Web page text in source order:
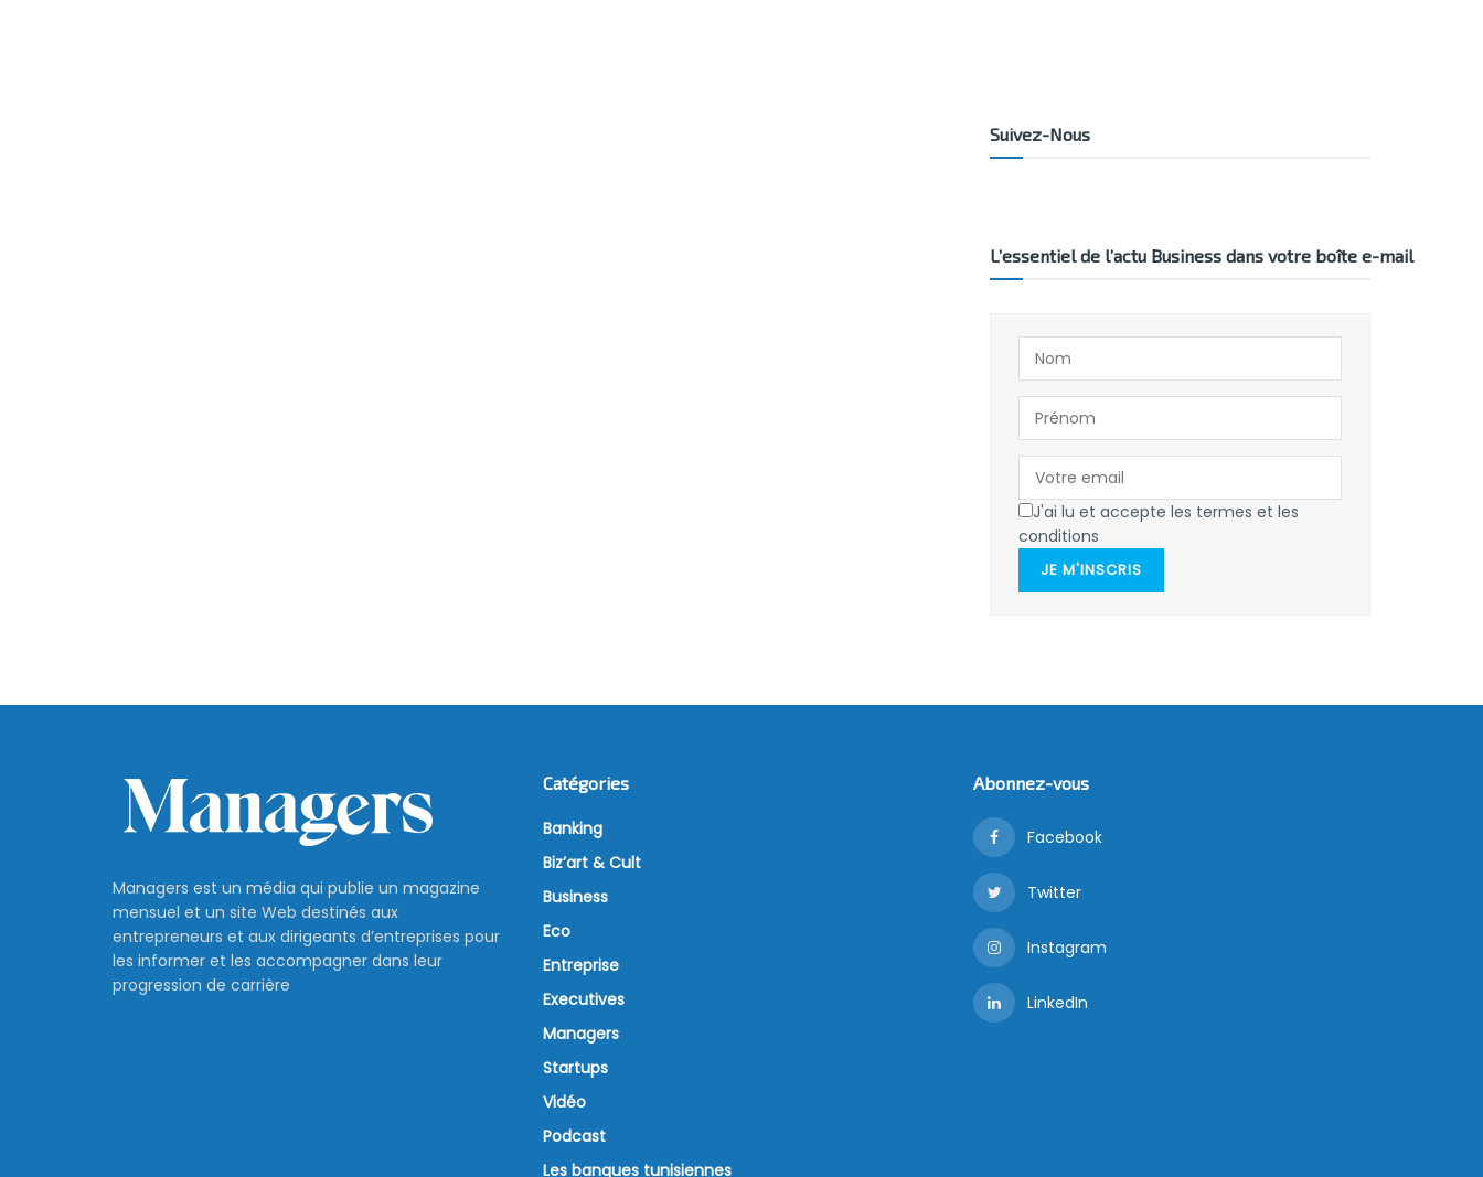
Suivez-Nous
L’essentiel de l’actu Business dans votre boîte e-mail
J'ai lu et accepte les termes et les
conditions
JE M'INSCRIS
Managers est un média qui publie un magazine
mensuel et un site Web destinés aux
entrepreneurs et aux dirigeants d’entreprises pour
les informer et les accompagner dans leur
progression de carrière
Catégories
Banking
Biz’art & Cult
Business
Eco
Entreprise
Executives
Managers
Startups
Vidéo
Podcast
Les banques tunisiennes
Abonnez-vous
Facebook
Twitter
Instagram
LinkedIn